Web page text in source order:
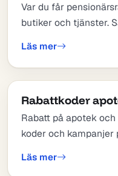
Var du får
butiker och tjänster.
Läs mer
Rabattkoder
Rabatt på apotek
koder och kampanjer
Läs mer